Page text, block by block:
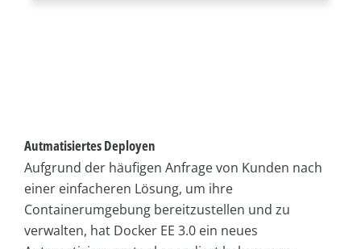
Autmatisiertes Deployen
Aufgrund der häufigen Anfrage von Kunden nach
einer einfacheren Lösung, um ihre
Containerumgebung bereitzustellen und zu
verwalten, hat Docker EE 3.0 ein neues